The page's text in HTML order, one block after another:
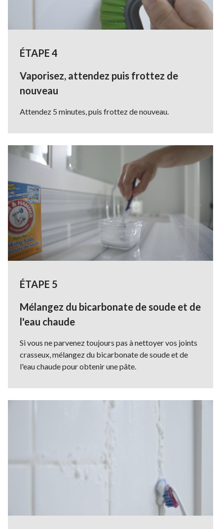
ÉTAPE 4
Vaporisez, attendez puis frottez de
nouveau
Attendez 5 minutes, puis frottez de nouveau.
ÉTAPE 5
Mélangez du bicarbonate de soude et de
l'eau chaude
Si vous ne parvenez toujours pas à nettoyer vos joints
crasseux, mélangez du bicarbonate de soude et de
l'eau chaude pour obtenir une pâte.